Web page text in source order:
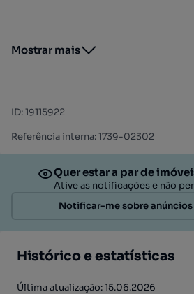
Mostrar mais
ID:19115922
Referência interna: 1739-02302
Quer estar a par de
Ative as notificações e não
Notificar-me sobre
Histórico e estatísticas
Última atualização: 15.06.2026